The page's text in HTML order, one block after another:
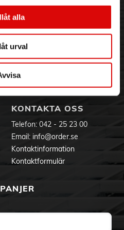
alla
urval
Vanliga frågor
Service & Support
Ansökan om RMA
Godsefterlysning & Felleverans
Integritetspolicy
KONTAKTA OSS
Telefon: 042 - 25 23 00
Email: info@order.se
Kontaktinformation
Kontaktformulär